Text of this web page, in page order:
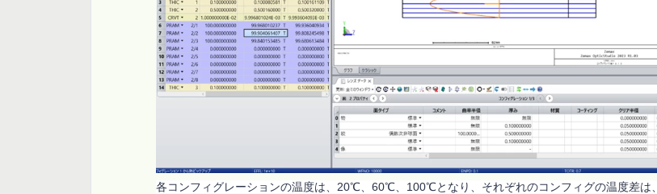
各コンフィグレーションの温度は、 20℃、 60℃、 100℃となり、それぞれのコンフィグの温度差は、